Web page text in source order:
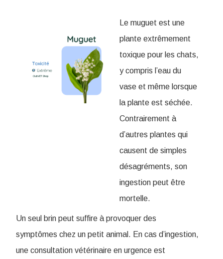
Le muguet est une
plante extrêmement
toxique pour les chats,
y compris l’eau du
vase et même lorsque
la plante est séchée.
Contrairement à
d’autres plantes qui
causent de simples
désagréments, son
ingestion peut être
mortelle.
Un seul brin peut suffire à provoquer des
symptômes chez un petit animal. En cas d’ingestion,
une consultation vétérinaire en urgence est